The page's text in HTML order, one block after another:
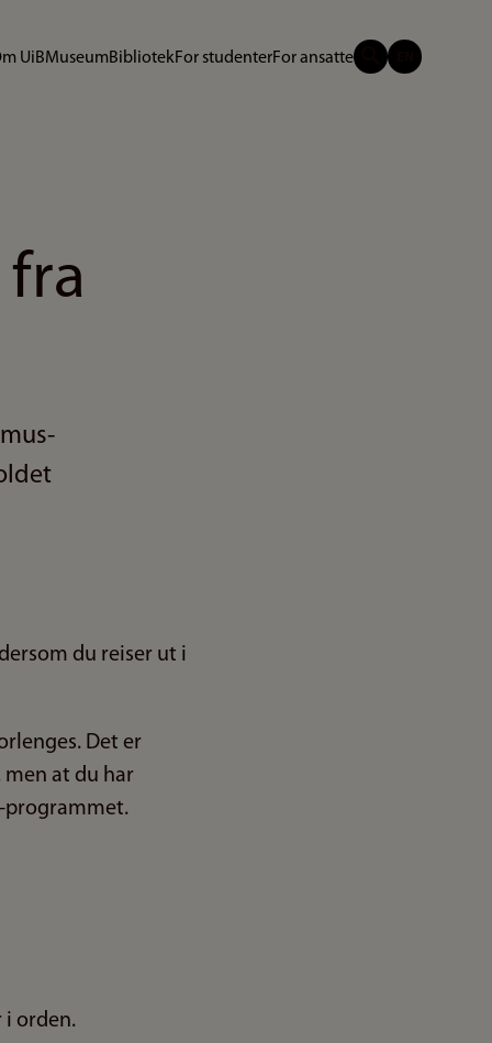
UiBMuseumBibliotekFor studenterFor ansatte
du reiser ut i
Det er
at du har
programmet.
i orden.